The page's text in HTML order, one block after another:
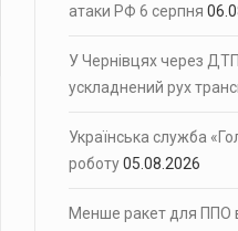
нічного обстрілу…
на вулиці Скальда…
Америки» ухвалило…
атаки РФ 6 серпня
У Чернівцях через
ускладнений рух
Українська служба
роботу05.08.2026
Менше ракет для ППО